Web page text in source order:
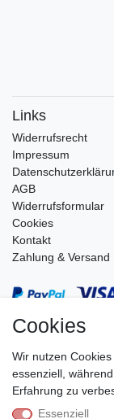
Links
Widerrufs­recht
Impressum
AGB
Widerrufsformular
Cookies
Kontakt
Zahlung & Versand
Cookies
Wir nutzen
essenziell,
Erfahrung zu
Essenziell